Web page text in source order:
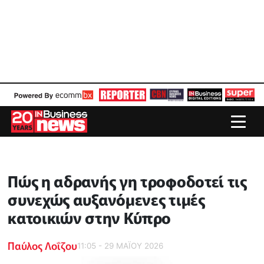
Πώς η αδρανής γη τροφοδοτεί τις
συνεχώς αυξανόμενες τιμές
κατοικιών στην Κύπρο
Παύλος Λοΐζου11:05 - 29 ΜΑΪ́ΟΥ 2026